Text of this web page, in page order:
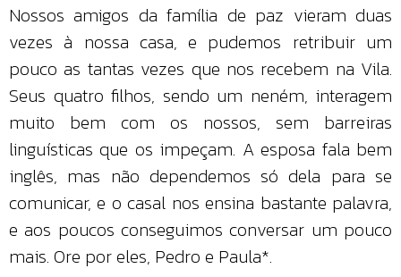
Nossos amigos da família de paz vieram duas
vezes à nossa casa, e pudemos retribuir um
pouco as tantas vezes que nos recebem na Vila.
Seus quatro filhos, sendo um neném, interagem
muito bem com os nossos, sem barreiras
linguísticas que os impeçam. A esposa fala bem
inglês, mas não dependemos só dela para se
comunicar, e o casal nos ensina bastante palavra,
e aos poucos conseguimos conversar um pouco
mais. Ore por eles, Pedro e Paula*.